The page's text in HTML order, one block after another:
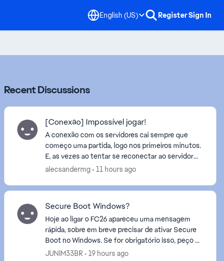
English (US) RegisterSign In
Recent Discussions
[Conexão] Impossível jogar!
A conexão com os servidores cai sempre que
começo uma partida, logo nos primeiros minutos.
E, as vezes ao tentar se reconectar ao servidor
recebo a mensagem que o servidor da EA está
alecsandermg 11 hours ago
Secure Boot Windows?
Hoje ao ligar o FC26 apareceu uma mensagem
rápida, sobre em breve precisar de ativar Secure
Boot no Windows. Se for obrigatório isso, peço a
EA que avise em letras garrafais na compra do
JUNIM33BR 19 hours ago